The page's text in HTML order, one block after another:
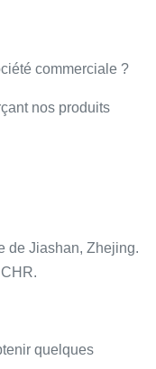
commerciale ?
nos produits
de Jiashan, Zhejing.
quelques